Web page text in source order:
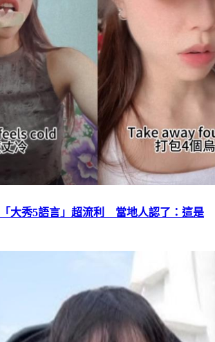
大秀5語言」超流利 當地人認了：這是